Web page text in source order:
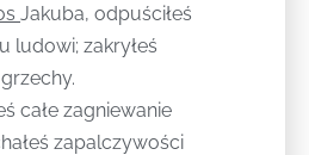
Jakuba, odpuściłeś
ludowi; zakryłeś
całe zagniewanie
zapalczywości